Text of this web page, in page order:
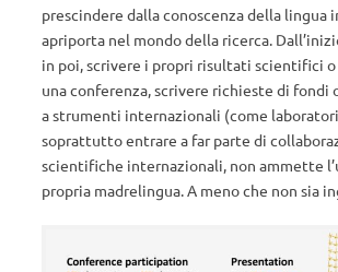
prescindere dalla conoscenza della lingua
apriporta nel mondo della ricerca.
in poi, scrivere i propri risultati scientifici
una conferenza, scrivere richieste di fondi
a strumenti internazionali (come
soprattutto entrare a far parte di
scientifiche internazionali, non ammette
propria madrelingua. A meno che non sia